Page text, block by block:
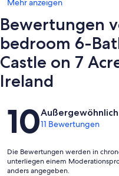
Mehr anzeigen
Bewertungen
bedroom 6-
Castle on 7
Ireland
Bewertungen
10Außergewöhnlich
11 Bewertungen
Die Bewertungen werden in
unterliegen einem
anders angegeben.